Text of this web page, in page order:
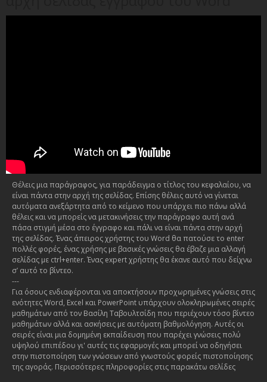
Θέλεις μια παράγραφος, για παράδειγμα ο τίτλος του κεφαλαίου, να
είναι πάντα στην αρχή της σελίδας. Επίσης θέλεις αυτό να γίνεται
αυτόματα ανεξάρτητα από το κείμενο που υπάρχει πιο πάνω αλλά
θέλεις και να μπορείς να μετακινήσεις την παράγραφο αυτή ανά
πάσα στιγμή μέσα στο έγγραφο και πάλι να είναι πάντα στην αρχή
της σελίδας. Ένας άπειρος χρήστης του Word θα πατούσε το enter
πολλές φορές, ένας χρήσης με βασικές γνώσεις θα έβαζε μια αλλαγή
σελίδας με ctrl+enter. Ένας expert χρήστης θα έκανε αυτό που δείχνω
σ’ αυτό το βίντεο.
---
Για όσους ενδιαφέρονται να αποκτήσουν προχωρημένες γνώσεις στις
ενότητες Word, Excel και PowerPoint υπάρχουν ολοκληρωμένες σειρές
μαθημάτων από τον Βασίλη Ταβουλτσίδη που περιέχουν τόσο βίντεο
μαθημάτων αλλά και ασκήσεις με αυτόματη βαθμολόγηση. Αυτές οι
σειρές είναι μια δομημένη εκπαίδευση που παρέχει γνώσεις πολύ
υψηλού επιπέδου γι' αυτές τις εφαρμογές και μπορεί να οδηγήσει
στην πιστοποίηση των γνώσεων από γνωστούς φορείς πιστοποίησης
της αγοράς. Περισσότερες πληροφορίες στις παρακάτω σελίδες